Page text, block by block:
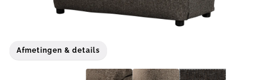
Afmetingen & details